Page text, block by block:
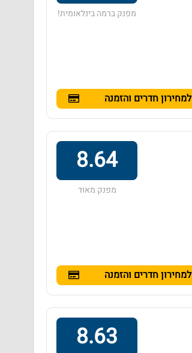
מפנק ברמה בינלאומית!
למחירון חדרים והזמנה
8.64
מפנק מאוד
למחירון חדרים והזמנה
8.63